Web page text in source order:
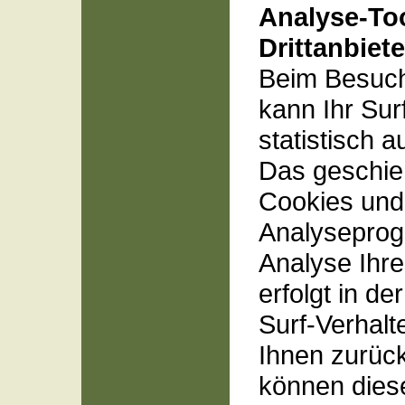
Analyse-
Beim
kann Ihr
statistisch
Das
Cookies
Analyse
erfolgt in
Surf-
Ihnen
können